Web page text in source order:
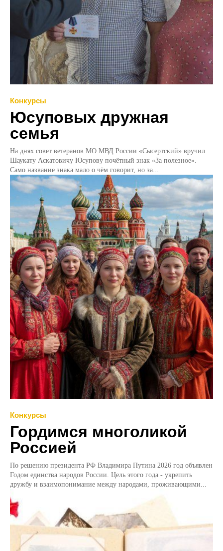
Конкурсы
Юсуповых дружная
семья
На днях совет ветеранов МО МВД России «Сысертский» вручил
Шаукату Аскатовичу Юсупову почётный знак «За полезное».
Само название знака мало о чём говорит, но за...
Конкурсы
Гордимся многоликой
Россией
По решению президента РФ Владимира Путина 2026 год объявлен
Годом единства народов России. Цель этого года - укрепить
дружбу и взаимопонимание между народами, проживающими...